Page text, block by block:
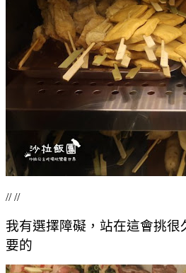
// //
我有選擇障礙，站在這會挑很
要的